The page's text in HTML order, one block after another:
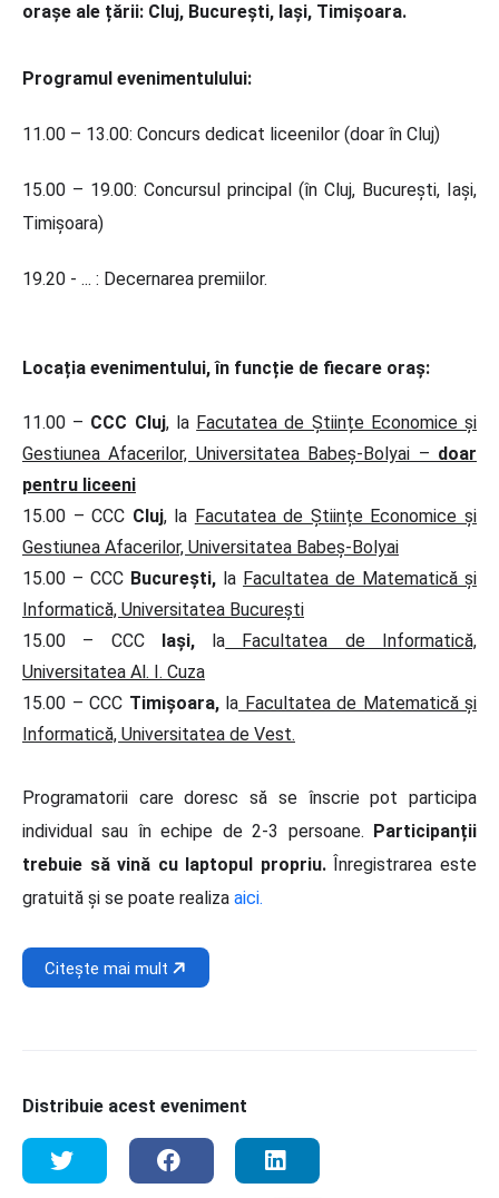
orașe ale țării: Cluj, București, Iași, Timișoara.
Programul evenimentulului:
11.00 – 13.00: Concurs dedicat liceenilor (doar în Cluj)
15.00 – 19.00: Concursul principal (în Cluj, București, Iași,
Timișoara)
19.20 - ... : Decernarea premiilor.
Locația evenimentului, în funcție de fiecare oraș:
11.00 – CCC Cluj, la Facutatea de Științe Economice și
Gestiunea Afacerilor, Universitatea Babeș-Bolyai – doar
pentru liceeni
15.00 – CCC Cluj, la Facutatea de Științe Economice și
Gestiunea Afacerilor, Universitatea Babeș-Bolyai
15.00 – CCC București, la Facultatea de Matematică și
Informatică, Universitatea București
15.00 – CCC Iași,la Facultatea de Informatică,
Universitatea Al. I. Cuza
15.00 – CCC Timișoara,la Facultatea de Matematică și
Informatică, Universitatea de Vest.
Programatorii care doresc să se înscrie pot participa
individual sau în echipe de 2-3 persoane. Participanții
trebuie să vină cu laptopul propriu.Înregistrarea este
gratuită și se poate realiza aici.
Citește mai mult
Distribuie acest eveniment